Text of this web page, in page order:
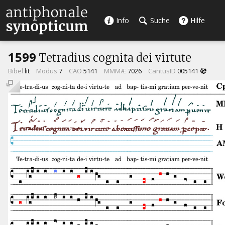
Info Suche Hilfe
1599 Tetradius cognita dei virtute
Bibel lit Modus 7 CAO 5141 MMMÆ7026 CantusID 005141